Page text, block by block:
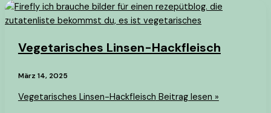
Vegetarisches Linsen-Hackfleisch
März 14, 2025
Vegetarisches Linsen-Hackfleisch Beitrag lesen »